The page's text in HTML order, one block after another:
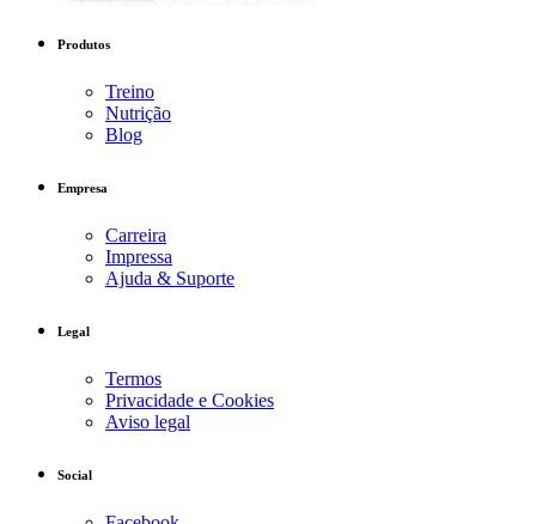
Produtos
Treino
Nutrição
Blog
Empresa
Carreira
Impressa
Ajuda & Suporte
Legal
Termos
Privacidade e Cookies
Aviso legal
Social